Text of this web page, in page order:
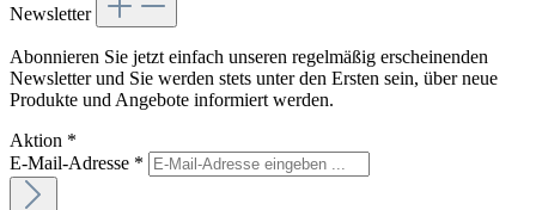
Newsletter
Abonnieren Sie jetzt einfach unseren regelmäßig erscheinenden
Newsletter und Sie werden stets unter den Ersten sein, über neue
Produkte und Angebote informiert werden.
Aktion *
E-Mail-Adresse *